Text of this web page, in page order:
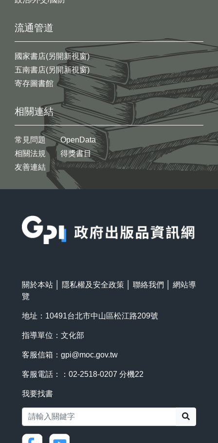
流通管道
國家書店(另開新視窗)
五南書店(另開新視窗)
寄存圖書館
相關連結
常見問題
相關法規
友善連結
OpenData
得獎書目
關於本站 隱私權及安全政策 聯絡我們
網站導
覽
地址：10491台北市中山區松江路209號
指導單位：文化部
客服信箱： gpi@moc.gov.tw
客服電話：：02-2518-0207 分機22
我要找書